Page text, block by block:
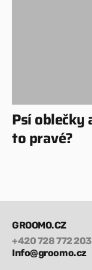
Psí
to pravé?
GROOMO.CZ
+420 728 772 203
Info@groomo.cz